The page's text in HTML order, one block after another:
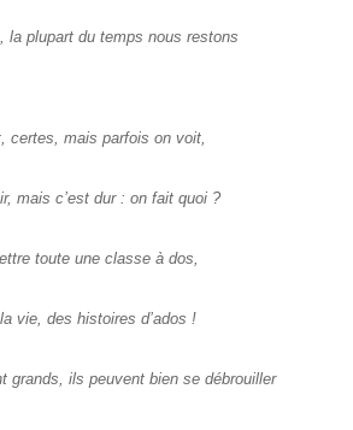
la plupart du temps nous restons
certes, mais parfois on voit,
mais c’est dur : on fait quoi ?
toute une classe à dos,
vie, des histoires d’ados !
grands, ils peuvent bien se débrouiller